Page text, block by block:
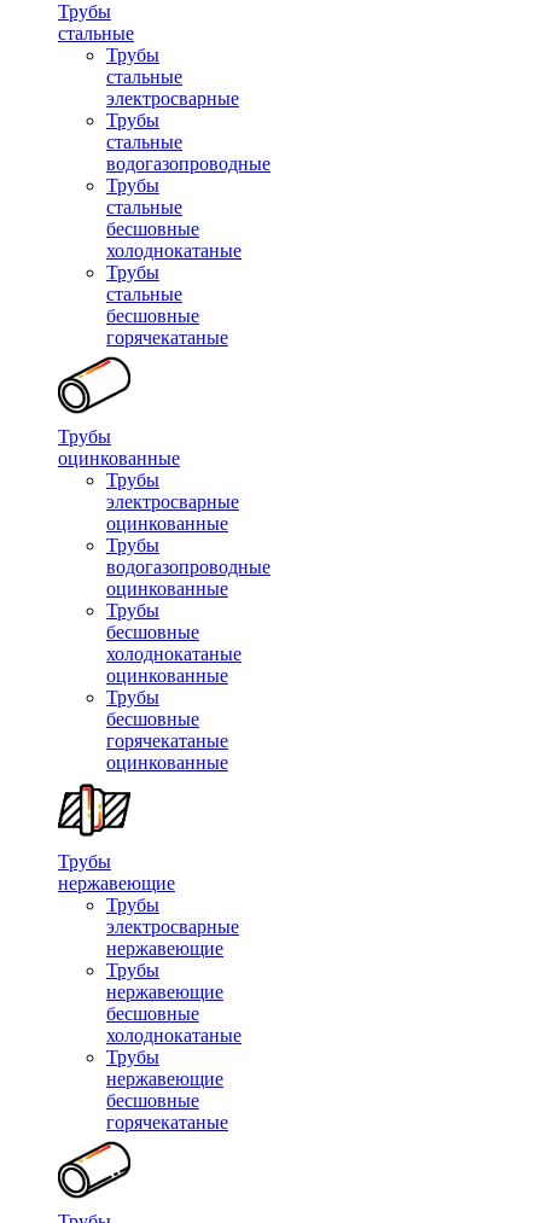
Трубы
стальные
Трубы
стальные
электросварные
Трубы
стальные
водогазопроводные
Трубы
стальные
бесшовные
холоднокатаные
Трубы
стальные
бесшовные
горячекатаные
Трубы
оцинкованные
Трубы
электросварные
оцинкованные
Трубы
водогазопроводные
оцинкованные
Трубы
бесшовные
холоднокатаные
оцинкованные
Трубы
бесшовные
горячекатаные
оцинкованные
Трубы
нержавеющие
Трубы
электросварные
нержавеющие
Трубы
нержавеющие
бесшовные
холоднокатаные
Трубы
нержавеющие
бесшовные
горячекатаные